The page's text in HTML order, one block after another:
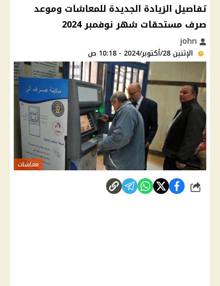
تفاصيل الزيادة الجديدة للمعاشات وموعد
صرف مستحقات شهر نوفمبر 2024
الإثنين 28/أكتوبر/2024 - 10:18 ص
معاشات
شارك